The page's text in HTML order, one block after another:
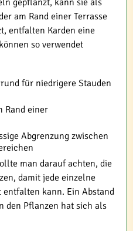
gepflanzt, kann sie als
am Rand einer Terrasse
entfalten Karden eine
so verwendet
für niedrigere Stauden
Rand einer
Abgrenzung zwischen
man darauf achten, die
damit jede einzelne
kann. Ein Abstand
den Pflanzen hat sich als